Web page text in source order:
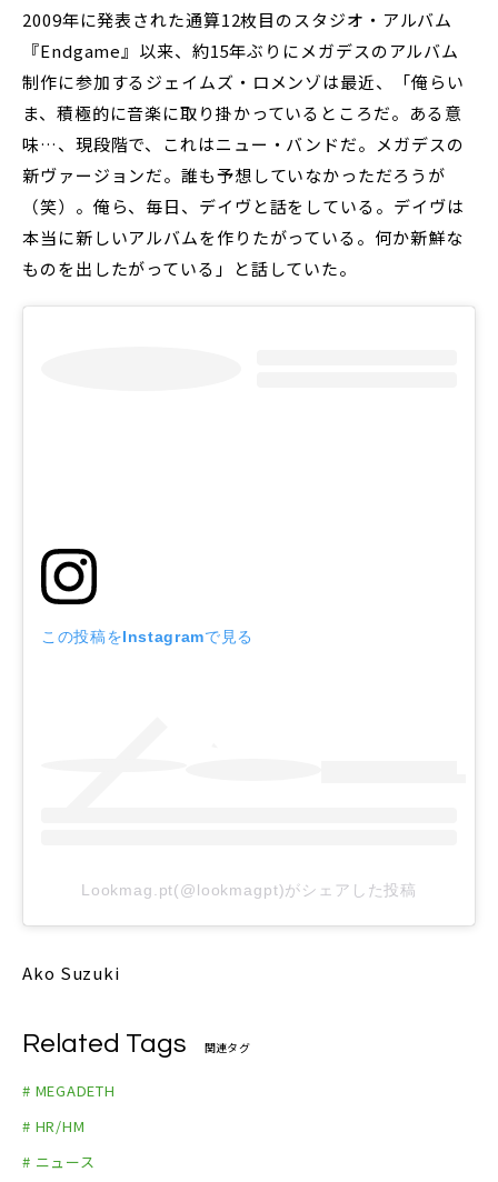
2009年に発表された通算12枚目のスタジオ・アルバム
『Endgame』以来、約15年ぶりにメガデスのアルバム
制作に参加するジェイムズ・ロメンゾは最近、「俺らい
ま、積極的に音楽に取り掛かっているところだ。ある意
味…、現段階で、これはニュー・バンドだ。メガデスの
新ヴァージョンだ。誰も予想していなかっただろうが
（笑）。俺ら、毎日、デイヴと話をしている。デイヴは
本当に新しいアルバムを作りたがっている。何か新鮮な
ものを出したがっている」と話していた。
この投稿をInstagramで見る
Lookmag.pt(@lookmagpt)がシェアした投稿
Ako Suzuki
Related Tags 関連タグ
# MEGADETH
# HR/HM
# ニュース